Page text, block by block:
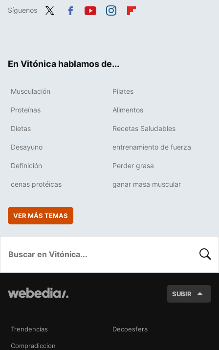
Síguenos
En Vitónica hablamos de...
Musculación Pilates
Proteínas Alimentos
Dietas Recetas Saludables
Desayuno entrenamiento de fuerza
Definición Perder grasa
cenas protéicas ganar masa muscular
VER MÁS TEMAS
SUBIR
Trendencias Decoesfera
Compradiccion